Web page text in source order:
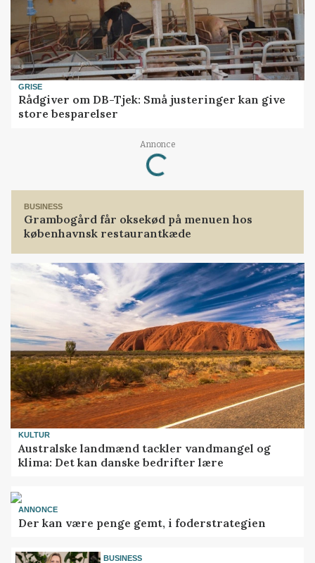
GRISE
Rådgiver om DB-Tjek: Små justeringer kan give
store besparelser
Annonce
Loading...
BUSINESS
Grambogård får oksekød på menuen hos
københavnsk restaurantkæde
KULTUR
Australske landmænd tackler vandmangel og
klima: Det kan danske bedrifter lære
ANNONCE
Der kan være penge gemt, i foderstrategien
BUSINESS